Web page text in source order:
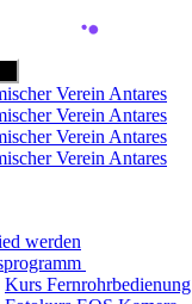
werden
Kurs Fernrohrbedienung